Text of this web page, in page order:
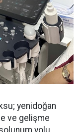
yenidoğan
ve gelişme